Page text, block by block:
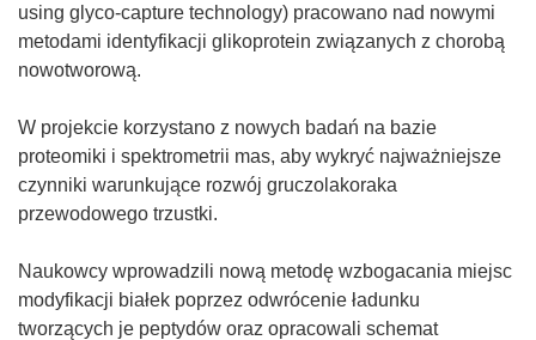
using glyco-capture technology) pracowano nad nowymi
metodami identyfikacji glikoprotein związanych z chorobą
nowotworową.
W projekcie korzystano z nowych badań na bazie
proteomiki i spektrometrii mas, aby wykryć najważniejsze
czynniki warunkujące rozwój gruczolakoraka
przewodowego trzustki.
Naukowcy wprowadzili nową metodę wzbogacania miejsc
modyfikacji białek poprzez odwrócenie ładunku
tworzących je peptydów oraz opracowali schemat